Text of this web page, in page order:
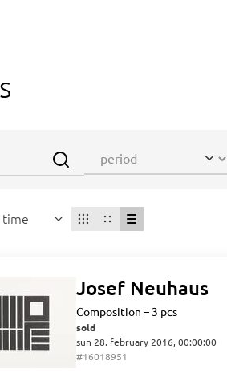
Josef Neuhaus
Composition – 3 pcs
sold
sun 28. february 2016, 00:00:00
#16018951